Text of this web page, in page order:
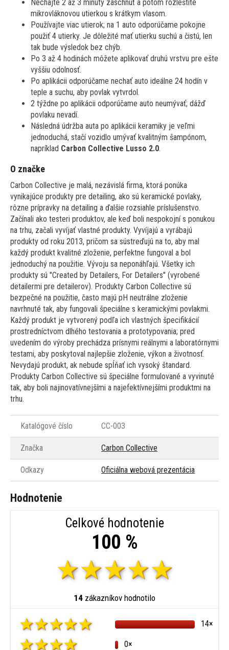
Nechajte 2 až 3 minúty zaschnúť a potom rozleštite
mikrovláknovou utierkou s krátkym vlasom.
Používajte viac utierok; na 1 auto odporúčame pokojne
použiť 4 utierky. Je dôležité mať utierku suchú a čistú, len
tak bude výsledok bez chýb.
Po 3 až 4 hodinách môžete aplikovať druhú vrstvu pre ešte
vyššiu odolnosť.
Po aplikácii odporúčame nechať auto ideálne 24 hodín v
teple a suchu, aby povlak vytvrdol.
2 týždne po aplikácii odporúčame auto neumývať; dážď
povlaku nevadí.
Následná údržba auta po aplikácii keramiky je veľmi
jednoduchá, stačí vozidlo umývať kvalitným šampónom,
napríklad Carbon Collective Lusso 2.0.
O značke
Carbon Collective je malá, nezávislá firma, ktorá ponúka
vynikajúce produkty pre detailing, ako sú keramické povlaky,
rôzne prípravky na detailing a ďalšie rozsiahle príslušenstvo.
Začínali ako testeri produktov, ale keď boli nespokojní s ponukou
na trhu, začali vyvíjať vlastné produkty. Vyvíjajú a vyrábajú
produkty od roku 2013, pričom sa sústreďujú na to, aby mal
každý produkt kvalitné zloženie, perfektne fungoval a bol
jednoduchý na použitie. Vývoju sa neponáhľajú. Všetky ich
produkty sú "Created by Detailers, For Detailers" (vyrobené
detailermi pre detailerov). Produkty Carbon Collective sú
bezpečné na použitie, často majú pH neutrálne zloženie
navrhnuté tak, aby fungovali špeciálne s keramickými povlakmi.
Každý produkt je vytvorený podľa ich vlastných špecifikácií
prostredníctvom dlhého testovania a prototypovania; pred
uvedením do výroby prechádza prísnymi reálnymi a laboratórnymi
testami, aby poskytoval najlepšie zloženie, výkon a životnosť.
Nevydajú produkt, ak nebude spĺňať ich vysoký štandard.
Produkty Carbon Collective sú špeciálne formulované a vyvinuté
tak, aby boli najinovatívnejšími a najefektívnejšími produktmi na
trhu.
Katalógové číslo CC-003
Značka Carbon Collective
Odkazy Oficiálna webová prezentácia
Hodnotenie
Celkové hodnotenie
100 %
14 zákazníkov hodnotilo
14×
0×